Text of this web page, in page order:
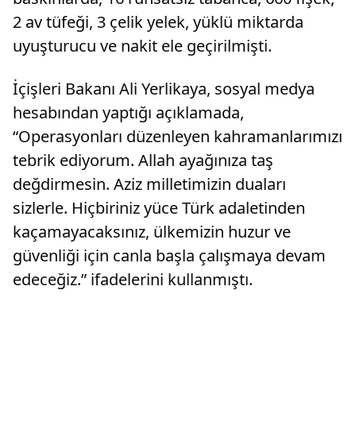
2 av tüfeği, 3 çelik yelek, yüklü miktarda
uyuşturucu ve nakit ele geçirilmişti.
İçişleri Bakanı Ali Yerlikaya, sosyal medya
hesabından yaptığı açıklamada,
“Operasyonları düzenleyen kahramanlarımızı
tebrik ediyorum. Allah ayağınıza taş
değdirmesin. Aziz milletimizin duaları
sizlerle. Hiçbiriniz yüce Türk adaletinden
kaçamayacaksınız, ülkemizin huzur ve
güvenliği için canla başla çalışmaya devam
edeceğiz.” ifadelerini kullanmıştı.